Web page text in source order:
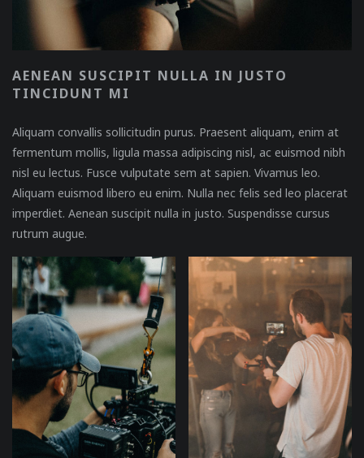
AENEAN SUSCIPIT NULLA IN JUSTO
TINCIDUNT MI
Aliquam convallis sollicitudin purus. Praesent aliquam, enim at
fermentum mollis, ligula massa adipiscing nisl, ac euismod nibh
nisl eu lectus. Fusce vulputate sem at sapien. Vivamus leo.
Aliquam euismod libero eu enim. Nulla nec felis sed leo placerat
imperdiet. Aenean suscipit nulla in justo. Suspendisse cursus
rutrum augue.